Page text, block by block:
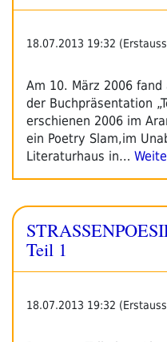
18.07.2013 19:32
Am 10. März 2006 fand
der Buchpräsentation
erschienen 2006 im
ein Poetry Slam,im
Literaturhaus in…
Teil 1
18.07.2013 19:32